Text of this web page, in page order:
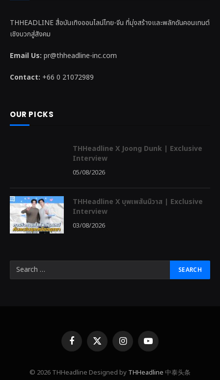
THHEADLINE สื่อบันเทิงออนไลน์ไทย-จีน ที่มุ่งสร้างและพลักดันคอนเทนต์
เชิงบวกสู่สังคม
Email Us: pr@thheadline-inc.com
Contact: +66 0 21072989
OUR PICKS
THHeadline X Joong Dunk | Exclusive
Interview
05/08/2026
THHeadline X บุพเพสันนิวาส | Exclusive
Interview
03/08/2026
FacebookX
(Twitter)
InstagramYouTube
© 2026 THHeadline Designed by THHeadline 中泰头条